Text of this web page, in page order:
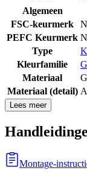
Algemeen
FSC-keurmerk
PEFC Keurmerk
Type
Kleurfamilie
Materiaal
Materiaal (detail)
Lees meer
Montage-